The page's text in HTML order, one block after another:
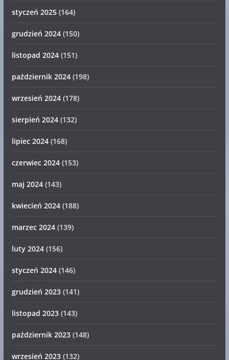
styczeń 2025(164)
grudzień 2024(150)
listopad 2024(151)
październik 2024(198)
wrzesień 2024(178)
sierpień 2024(132)
lipiec 2024(168)
czerwiec 2024(153)
maj 2024(143)
kwiecień 2024(188)
marzec 2024(139)
luty 2024(156)
styczeń 2024(146)
grudzień 2023(141)
listopad 2023(143)
październik 2023(148)
wrzesień 2023(132)